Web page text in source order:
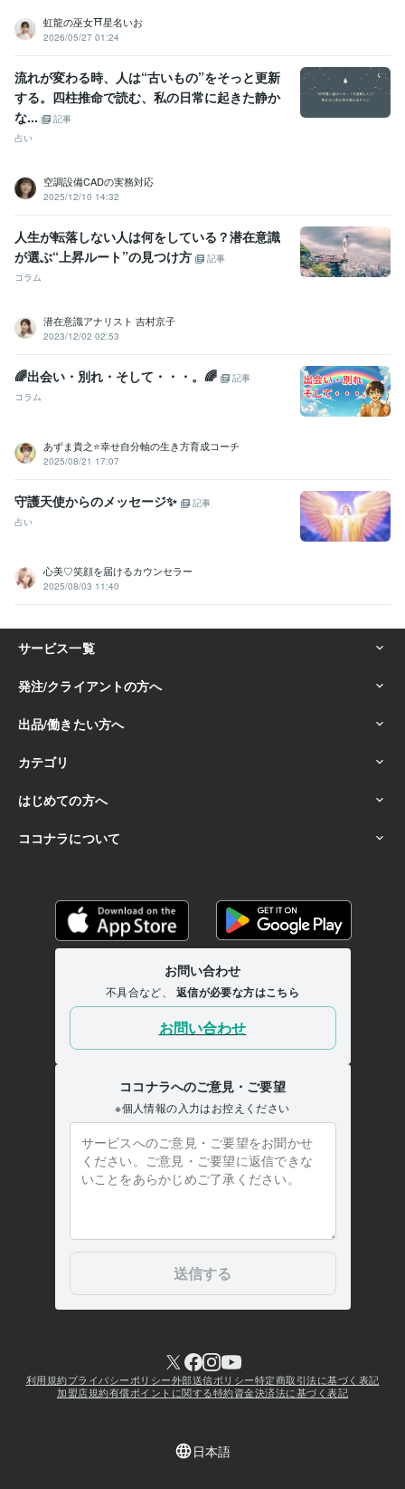
●●会社 2013年12月 ~ 2021年11月
株式会社クラウドワークス 2018年1月 ~ 2020年1月
資格・検定
日商簿記検定2級
ビジネス・クリエイティブツール
Excel:10年Google スプレッドシート:5年
Google ドキュメント:5年PowerPoint:3年Word:3年STORES:1年
カラーミーショップ:15年freee:6年勘定奉行:1年ChatGPT:1年
Canva:3年
恋愛 仕事 人間関係 開運
悩み相談・カウンセリング
恋愛 仕事 子育て 人間関係
虹龍の巫女⛩️星名いお
2026/05/27 01:24
流れが変わる時、人は“古いもの”をそっと更新
する。四柱推命で読む、私の日常に起きた静か
な...
記事
占い
空調設備CADの実務対応
2025/12/10 14:32
人生が転落しない人は何をしている？潜在意識
が選ぶ“上昇ルート”の見つけ方
記事
コラム
潜在意識アナリスト 吉村京子
2023/12/02 02:53
🌈出会い・別れ・そして・・・。🌈
記事
コラム
あずま貴之⭐幸せ自分軸の生き方育成コーチ
2025/08/21 17:07
守護天使からのメッセージ✨
記事
占い
心美♡笑顔を届けるカウンセラー
2025/08/03 11:40